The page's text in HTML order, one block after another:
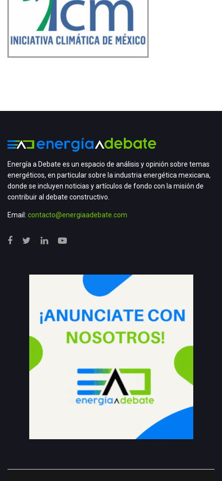
Energía a Debate es un espacio de análisis y opinión sobre temas
energéticos, en particular sobre la industria energética mexicana,
donde se incluyen noticias y artículos de fondo con la misión de
contribuir al debate constructivo.
Email: contacto@energiaadebate.com